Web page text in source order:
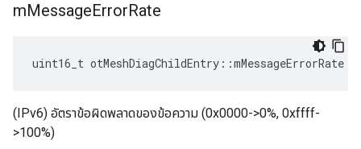
mMessageErrorRate
uint16_t otMeshDiagChildEntry ::mMessageErrorRate
(IPv6) อัตราข้อผิดพลาดของข้อความ (0x0000->0%, 0xffff-
>100%)